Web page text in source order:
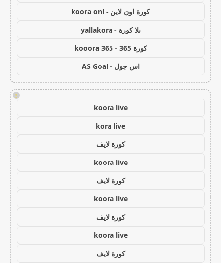
كورة اون لاين - koora onl
يلا كورة - yallakora
كورة 365 - kooora 365
اس جول - AS Goal
!
koora live
kora live
كورة لايف
koora live
كورة لايف
koora live
كورة لايف
koora live
كورة لايف